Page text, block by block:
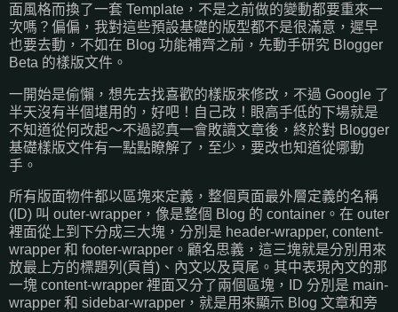
面風格而換了一套 Template，不是之前做的變動都要重來一
次嗎？偏偏，我對這些預設基礎的版型都不是很滿意，遲早
也要去動，不如在 Blog 功能補齊之前，先動手研究 Blogger
Beta 的樣版文件。
一開始是偷懶，想先去找喜歡的樣版來修改，不過 Google 了
半天沒有半個堪用的，好吧！自己改！眼高手低的下場就是
不知道從何改起～不過認真一會敗讀文章後，終於對 Blogger
基礎樣版文件有一點點瞭解了，至少，要改也知道從哪動
手。
所有版面物件都以區塊來定義，整個頁面最外層定義的名稱
(ID) 叫 outer-wrapper，像是整個 Blog 的 container。在 outer
裡面從上到下分成三大塊，分別是 header-wrapper, content-
wrapper 和 footer-wrapper。顧名思義，這三塊就是分別用來
放最上方的標題列(頁首)、內文以及頁尾。其中表現內文的那
一塊 content-wrapper 裡面又分了兩個區塊，ID 分別是 main-
wrapper 和 sidebar-wrapper，就是用來顯示 Blog 文章和旁